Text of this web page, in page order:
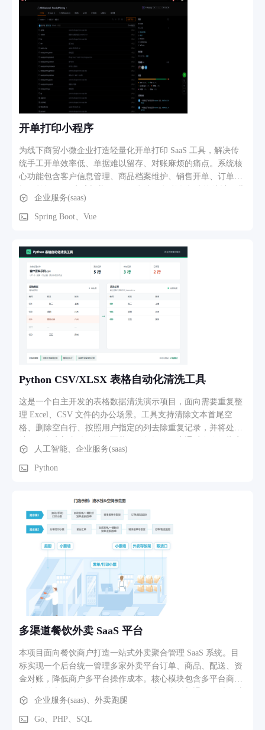
开单打印小程序
为线下商贸小微企业打造轻量化开单打印 SaaS 工具，解决传
统手工开单效率低、单据难以留存、对账麻烦的痛点。系统核
心功能包含客户信息管理、商品档案维护、销售开单、订单编
务流程：管理员维护商品与客户资料→前端小程序录入销售信
息生成订单→一键预览单据并打印→后台自动留存订单记录，
企业服务(saas)
Spring Boot、Vue
Python CSV/XLSX 表格自动化清洗工具
这是一个自主开发的表格数据清洗演示项目，面向需要重复整
理 Excel、CSV 文件的办公场景。工具支持清除文本首尾空
格、删除空白行、按照用户指定的列去除重复记录，并将处理
源文件、去重列和输出位置即可运行，适合客户名单、商品资
料、订单记录等结构化表格的批量预处理。当前支持 CSV 和
人工智能、企业服务(saas)
Python
多渠道餐饮外卖 SaaS 平台
本项目面向餐饮商户打造一站式外卖聚合管理 SaaS 系统。目
标实现一个后台统一管理多家外卖平台订单、商品、配送、资
金对账，降低商户多平台操作成本。核心模块包含多平台商品
账、订单数据统计。业务流程：商户绑定美团、饿了么等外卖
渠道，订单自动同步至后台；可选择平台自有配送或顺丰、达
企业服务(saas)、外卖跑腿
Go、PHP、SQL